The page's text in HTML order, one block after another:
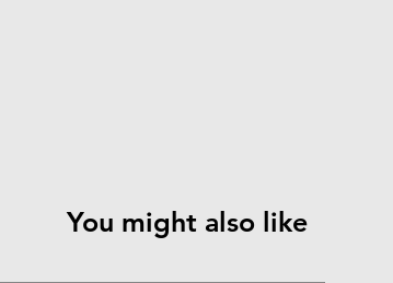
You might also like